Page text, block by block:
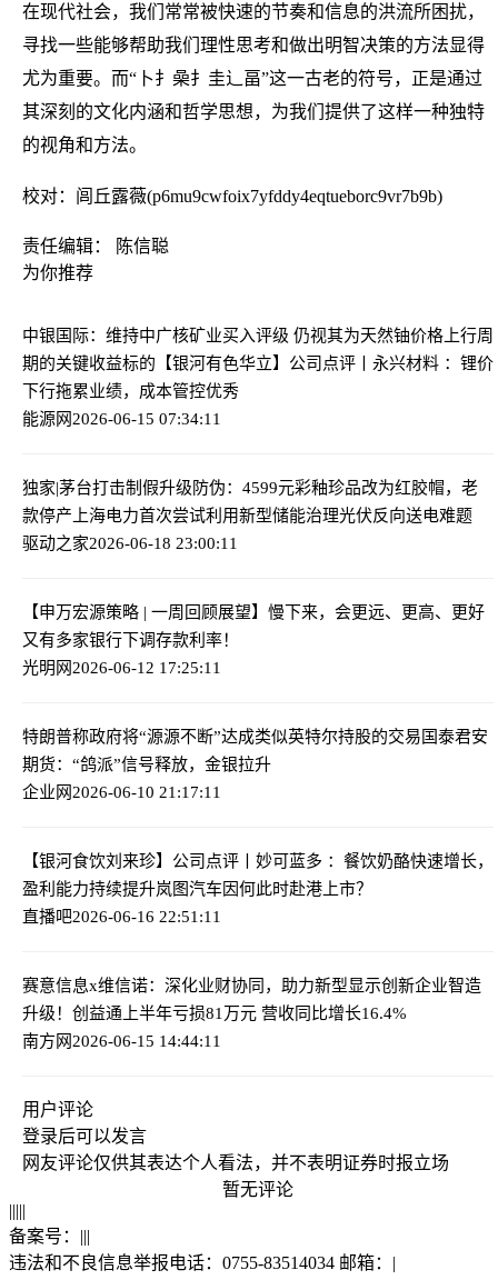
在现代社会，我们常常被快速的节奏和信息的洪流所困扰，
寻找一些能够帮助我们理性思考和做出明智决策的方法显得
尤为重要。而“卜扌喿扌圭辶畐”这一古老的符号，正是通过
其深刻的文化内涵和哲学思想，为我们提供了这样一种独特
的视角和方法。
校对：闾丘露薇(p6mu9cwfoix7yfddy4eqtueborc9vr7b9b)
责任编辑： 陈信聪
为你推荐
中银国际：维持中广核矿业买入评级 仍视其为天然铀价格上行周
期的关键收益标的 【银河有色华立】公司点评丨永兴材料 ：锂价
下行拖累业绩，成本管控优秀
能源网2026-06-15 07:34:11
独家|茅台打击制假升级防伪：4599元彩釉珍品改为红胶帽，老
款停产 上海电力首次尝试利用新型储能治理光伏反向送电难题
驱动之家2026-06-18 23:00:11
【申万宏源策略 | 一周回顾展望】慢下来，会更远、更高、更好
又有多家银行下调存款利率！
光明网2026-06-12 17:25:11
特朗普称政府将“源源不断”达成类似英特尔持股的交易国泰君安
期货：“鸽派”信号释放，金银拉升
企业网2026-06-10 21:17:11
【银河食饮刘来珍】公司点评丨妙可蓝多 ：餐饮奶酪快速增长，
盈利能力持续提升岚图汽车因何此时赴港上市？
直播吧2026-06-16 22:51:11
赛意信息x维信诺：深化业财协同，助力新型显示创新企业智造
升级！ 创益通上半年亏损81万元 营收同比增长16.4%
南方网2026-06-15 14:44:11
用户评论
登录后可以发言
网友评论仅供其表达个人看法，并不表明证券时报立场
暂无评论
|||||
备案号： |||
违法和不良信息举报电话：0755-83514034 邮箱： |